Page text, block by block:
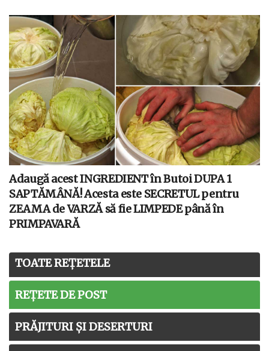
Adaugă acest INGREDIENT în Butoi DUPA 1
SAPTĂMÂNĂ! Acesta este SECRETUL pentru
ZEAMA de VARZĂ să fie LIMPEDE până în
PRIMPAVARĂ
TOATE REȚETELE
REȚETE DE POST
PRĂJITURI ȘI DESERTURI